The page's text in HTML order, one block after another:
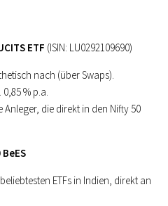
ETF (ISIN: LU0292109690)
nach (über Swaps).
% p.a.
die direkt in den Nifty 50
ETFs in Indien, direkt an